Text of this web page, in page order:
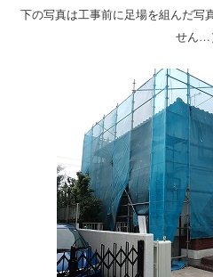
下の写真は工事前に足場を組んだ写
せん…